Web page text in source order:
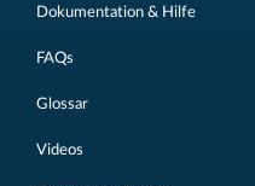
Dokumentation & Hilfe
FAQs
Glossar
Videos